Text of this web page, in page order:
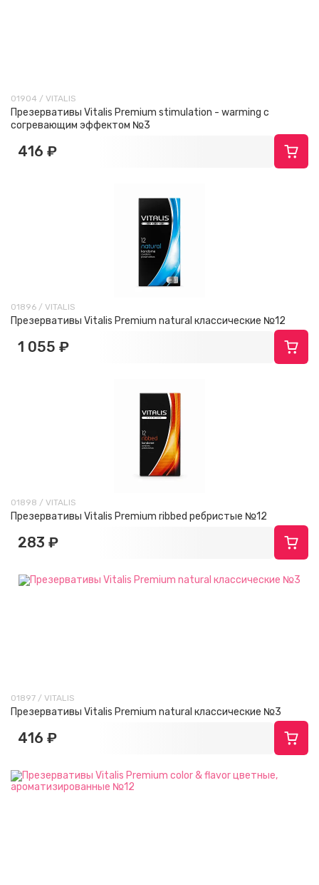
01904 / VITALIS
Презервативы Vitalis Premium stimulation - warming с
согревающим эффектом №3
416 ₽
01896 / VITALIS
Презервативы Vitalis Premium natural классические №12
1 055 ₽
01898 / VITALIS
Презервативы Vitalis Premium ribbed ребристые №12
283 ₽
01897 / VITALIS
Презервативы Vitalis Premium natural классические №3
416 ₽